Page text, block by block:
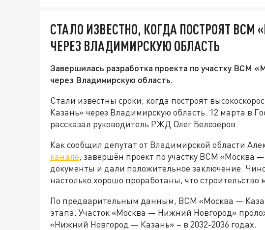
СТАЛО ИЗВЕСТНО, КОГДА ПОСТРОЯТ ВСМ
ЧЕРЕЗ ВЛАДИМИРСКУЮ ОБЛАСТЬ
Завершилась разработка проекта по участку ВСМ
через Владимирскую область.
Стали известны сроки, когда построят
Казань» через Владимирскую область. 12 марта в
рассказал руководитель РЖД Олег Белозеров.
Как сообщил депутат от Владимирской области
канале, завершён проект по участку ВСМ «Москва
документы и дали положительное заключение.
настолько хорошо проработаны, что строительство
По предварительным данным, ВСМ «Москва —
этапа. Участок «Москва — Нижний Новгород»
«Нижний Новгород — Казань» – в 2032-2036 годах.